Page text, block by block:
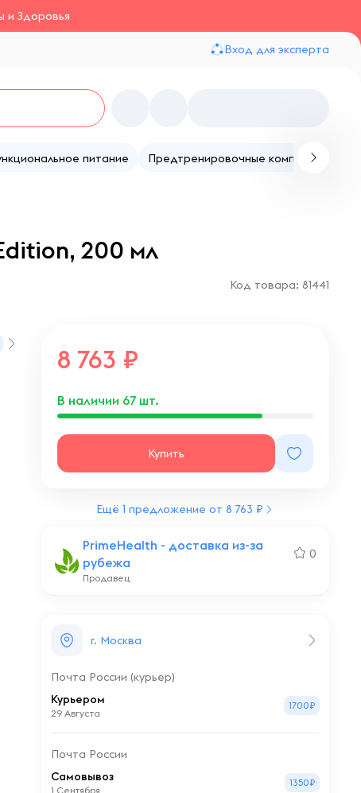
и Здоровья
Вход для эксперта
питание Предтренировочные комплексы
200 мл
Код товара: 81441
PrimeHealth - доставка из-за
рубежа
0
Продавец
8 763
В наличии 67шт.
Купить
г. Москва
Почта России (курьер)
Курьером
29 Августа
1700₽
Почта России
Самовывоз
1 Сентября
1350₽
Ещё 1 предложение от 8 763 ₽